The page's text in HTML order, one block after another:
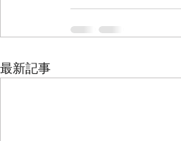
最新記事